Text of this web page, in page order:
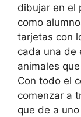
dibujar en el
como
tarjetas con
cada una de
animales
Con todo el
comenzar a
que de a